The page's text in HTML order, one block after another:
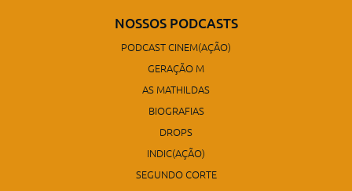
NOSSOS PODCASTS
PODCAST CINEM(AÇÃO)
GERAÇÃO M
AS MATHILDAS
BIOGRAFIAS
DROPS
INDIC(AÇÃO)
SEGUNDO CORTE